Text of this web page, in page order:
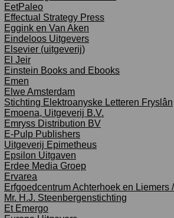
EetPaleo
Effectual Strategy Press
Eggink en Van Aken
Eindeloos Uitgevers
Elsevier (uitgeverij)
El Jeir
Einstein Books and Ebooks
Emen
Elwe Amsterdam
Stichting Elektroanyske Letteren Fryslân
Emoena, Uitgeverij B.V.
Emryss Distribution BV
E-Pulp Publishers
Uitgeverij Epimetheus
Epsilon Uitgaven
Erdee Media Groep
Ervarea
Erfgoedcentrum Achterhoek en Liemers /
Mr. H.J. Steenbergenstichting
Et Emergo